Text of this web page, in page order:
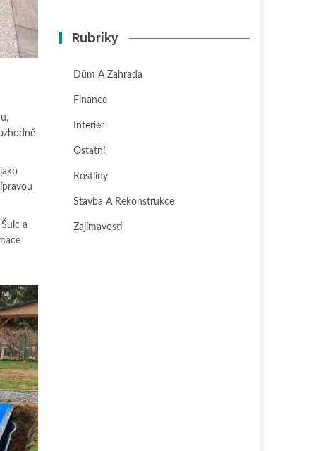
a
Rubriky
Dům A Zahrada
Finance
Interiér
Ostatní
Rostliny
Stavba A Rekonstrukce
Zajímavosti